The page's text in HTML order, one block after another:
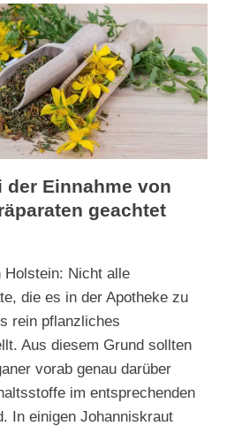
Einnahme von
geachtet
Holstein: Nicht alle
die es in der Apotheke zu
rein pflanzliches
Aus diesem Grund sollten
vorab genau darüber
im entsprechenden
In einigen Johanniskraut